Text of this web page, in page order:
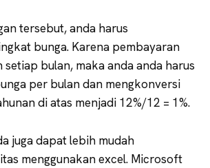
tersebut, anda harus
bunga. Karena pembayaran
setiap bulan, maka anda anda harus
per bulan dan mengkonversi
di atas menjadi 12%/12 = 1%.
juga dapat lebih mudah
menggunakan excel. Microsoft